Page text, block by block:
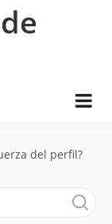
del perfil?